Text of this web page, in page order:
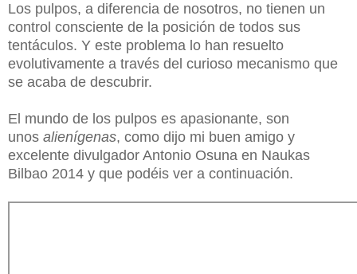
Los pulpos, a diferencia de nosotros, no tienen un
control consciente de la posición de todos sus
tentáculos. Y este problema lo han resuelto
evolutivamente a través del curioso mecanismo que
se acaba de descubrir.
El mundo de los pulpos es apasionante, son
unos alienígenas, como dijo mi buen amigo y
excelente divulgador Antonio Osuna en Naukas
Bilbao 2014 y que podéis ver a continuación.